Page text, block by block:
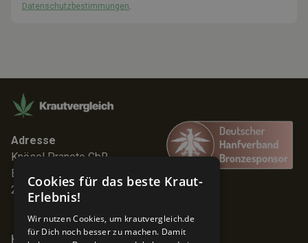
Datenschutzbestimmungen.
Adresse
Knösel Pranoto GbR
Elmenhorststr. 7
22767 Hamburg
Keine Angebote verpassen!
Cookies für das beste Kraut-
Erlebnis!
Wir nutzen Cookies, um krautvergleich.de
für Dich noch besser zu machen. Damit